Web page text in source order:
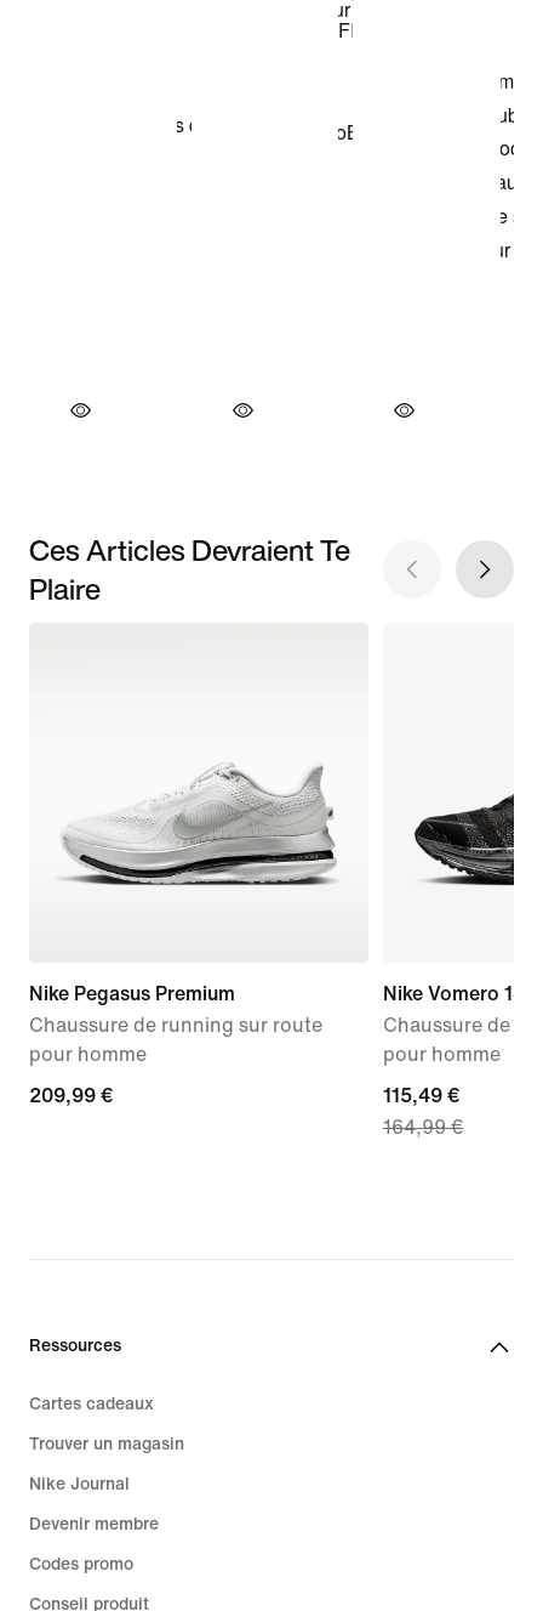
Ces Articles Devraient Te
Plaire
Nike Pegasus Premium
Chaussure de running sur route
pour homme
209,99 €
209,99 €
Nike Vomero 18
Chaussure de
pour homme
current
price
164,99 €
115,49 €
164,99 €
Ressources
Cartes cadeaux
Trouver un magasin
Nike Journal
Devenir membre
Codes promo
Conseil produit